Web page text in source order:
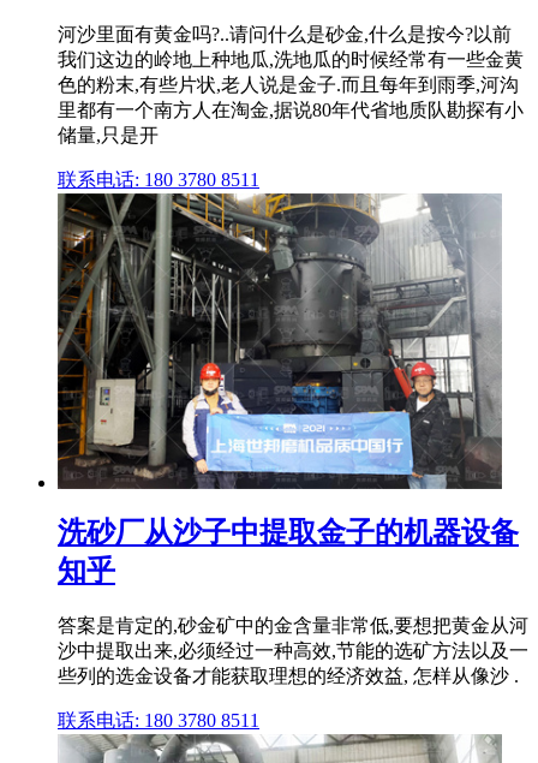
河沙里面有黄金吗?..请问什么是砂金,什么是按今?以前
我们这边的岭地上种地瓜,洗地瓜的时候经常有一些金黄
色的粉末,有些片状,老人说是金子.而且每年到雨季,河沟
里都有一个南方人在淘金,据说80年代省地质队勘探有小
储量,只是开
联系电话: 180 3780 8511
洗砂厂从沙子中提取金子的机器设备
知乎
答案是肯定的,砂金矿中的金含量非常低,要想把黄金从河
沙中提取出来,必须经过一种高效,节能的选矿方法以及一
些列的选金设备才能获取理想的经济效益, 怎样从像沙 .
联系电话: 180 3780 8511